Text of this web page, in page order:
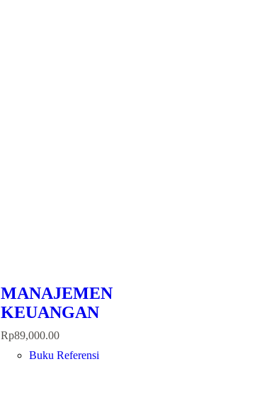
MANAJEMEN
KEUANGAN
Rp89,000.00
Buku Referensi